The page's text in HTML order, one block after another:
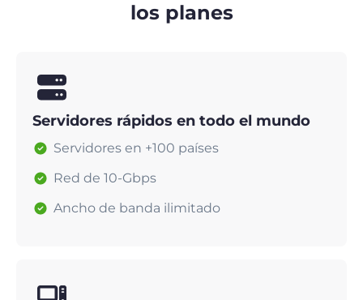
los planes
Servidores rápidos en todo el mundo
Servidores en +100 países
Red de 10-Gbps
Ancho de banda ilimitado